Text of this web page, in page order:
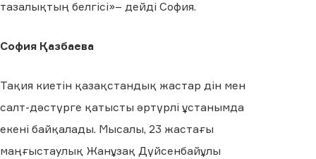
тазалықтың белгісі»– дейді София.
София Қазбаева
Тақия киетін қазақстандық жастар дін мен
салт-дәстүрге қатысты әртүрлі ұстанымда
екені байқалады. Мысалы, 23 жастағы
маңғыстаулық Жанұзақ Дүйсенбайұлы